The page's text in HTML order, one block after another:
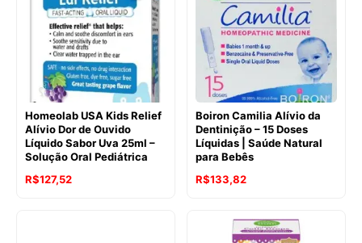
Homeolab USA Kids Relief
Alívio Dor de Ouvido
Líquido Sabor Uva 25ml –
Solução Oral Pediátrica
O
R$127,52O
Boiron Camilia Alívio da
Dentinição – 15 Doses
Líquidas | Saúde Natural
para Bebês
R$133,82